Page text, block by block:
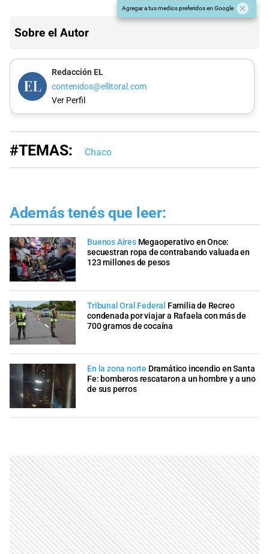
Agregar a tus medios preferidos en Google
Sobre el Autor
Redacción EL
contenidos@ellitoral.com
Ver Perfil
#TEMAS: Chaco
Además tenés que leer:
Buenos Aires Megaoperativo en Once:
secuestran ropa de contrabando valuada en
123 millones de pesos
Tribunal Oral Federal Familia de Recreo
condenada por viajar a Rafaela con más de
700 gramos de cocaína
En la zona norte Dramático incendio en Santa
Fe: bomberos rescataron a un hombre y a uno
de sus perros